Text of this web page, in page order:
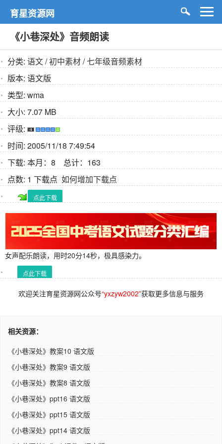
育星资源网
《小巷深处》音频朗读
分类: 语文/初中素材/七年级音频素材
版本: 语文版
类型: wma
大小: 7.07 MB
评级:
时间: 2005/11/18 7:49:54
下载: 本月：8 总计：163
点数: 1 下载点 如何增加下载点
点此下载
女声配乐朗读，用时20分14秒，极具感染力。
点此下载
欢迎关注育星资源网公众号“yxzyw2002”获取更多信息与服务
相关资源：
《小巷深处》教案10 语文版
《小巷深处》教案9 语文版
《小巷深处》教案8 语文版
《小巷深处》ppt16 语文版
《小巷深处》ppt15 语文版
《小巷深处》ppt14 语文版